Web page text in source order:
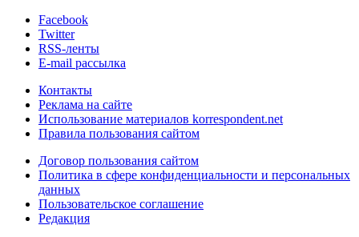
Facebook
Twitter
RSS-ленты
E-mail рассылка
Контакты
Реклама на сайте
Использование материалов korrespondent.net
Правила пользования сайтом
Договор пользования сайтом
Политика в сфере конфиденциальности и персональных
данных
Пользовательское соглашение
Редакция